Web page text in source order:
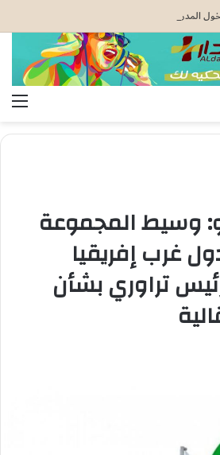
وسيط المجموعة
غرب إفريقيا
تراوري بشأن